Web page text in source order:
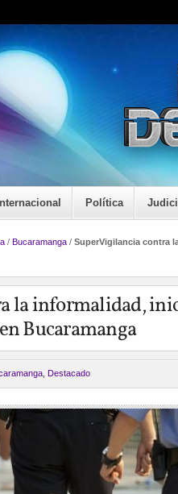
Internacional Política
/ Bucaramanga / SuperVigilancia contra
la informalidad,
Bucaramanga
Destacado